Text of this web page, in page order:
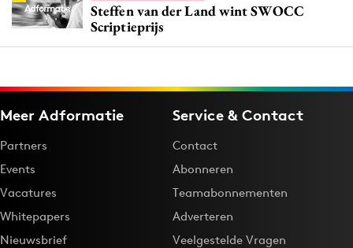
Steffen van der Land wint SWOCC
Scriptieprijs
Meer Adformatie
Partners
Events
Vacatures
Whitepapers
Nieuwsbrief
Service & Contact
Contact
Abonneren
Teamabonnementen
Adverteren
Veelgestelde Vragen